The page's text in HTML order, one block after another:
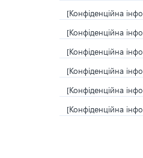
[Конфіденційна
[Конфіденційна
[Конфіденційна
[Конфіденційна
[Конфіденційна
[Конфіденційна